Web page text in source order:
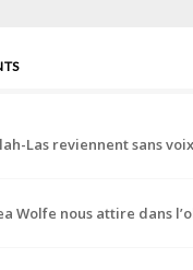
Las reviennent sans voix
Wolfe nous attire dans